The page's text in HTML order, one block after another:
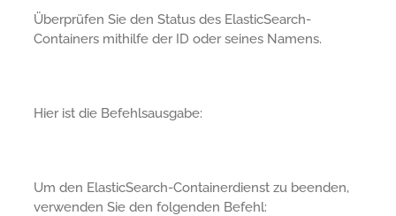
Überprüfen Sie den Status des ElasticSearch-
Containers mithilfe der ID oder seines Namens.
Hier ist die Befehlsausgabe:
Um den ElasticSearch-Containerdienst zu beenden,
verwenden Sie den folgenden Befehl: